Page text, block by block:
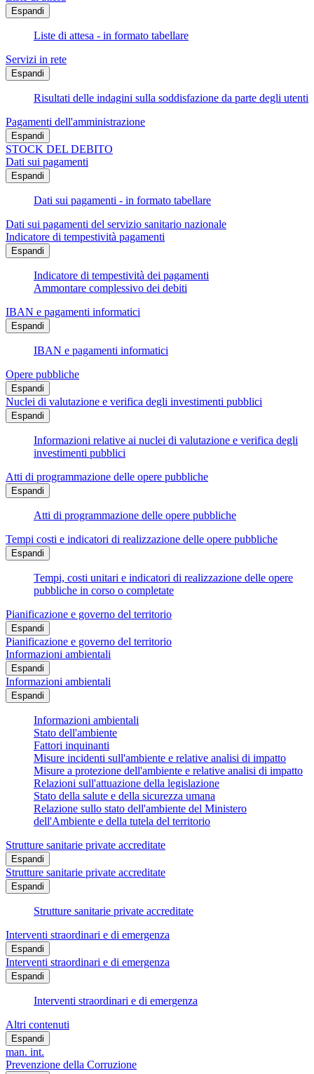
Espandi
Liste di attesa - in formato tabellare
Servizi in rete
Espandi
Risultati delle indagini sulla soddisfazione da parte degli utenti
Pagamenti dell'amministrazione
Espandi
STOCK DEL DEBITO
Dati sui pagamenti
Espandi
Dati sui pagamenti - in formato tabellare
Dati sui pagamenti del servizio sanitario nazionale
Indicatore di tempestività pagamenti
Espandi
Indicatore di tempestività dei pagamenti
Ammontare complessivo dei debiti
IBAN e pagamenti informatici
Espandi
IBAN e pagamenti informatici
Opere pubbliche
Espandi
Nuclei di valutazione e verifica degli investimenti pubblici
Espandi
Informazioni relative ai nuclei di valutazione e verifica degli
investimenti pubblici
Atti di programmazione delle opere pubbliche
Espandi
Atti di programmazione delle opere pubbliche
Tempi costi e indicatori di realizzazione delle opere pubbliche
Espandi
Tempi, costi unitari e indicatori di realizzazione delle opere
pubbliche in corso o completate
Pianificazione e governo del territorio
Espandi
Pianificazione e governo del territorio
Informazioni ambientali
Espandi
Informazioni ambientali
Espandi
Informazioni ambientali
Stato dell'ambiente
Fattori inquinanti
Misure incidenti sull'ambiente e relative analisi di impatto
Misure a protezione dell'ambiente e relative analisi di impatto
Relazioni sull'attuazione della legislazione
Stato della salute e della sicurezza umana
Relazione sullo stato dell'ambiente del Ministero
dell'Ambiente e della tutela del territorio
Strutture sanitarie private accreditate
Espandi
Strutture sanitarie private accreditate
Espandi
Strutture sanitarie private accreditate
Interventi straordinari e di emergenza
Espandi
Interventi straordinari e di emergenza
Espandi
Interventi straordinari e di emergenza
Altri contenuti
Espandi
man. int.
Prevenzione della Corruzione